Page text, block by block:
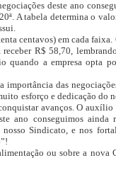
deste ano
A tabela determina o
centavos) em cada faixa.
R$ 58,70,
quando a empresa opta
das
esforço e dedicação do
avanços. O
ano conseguimos ainda
Sindicato, e nos
ou sobre a nova